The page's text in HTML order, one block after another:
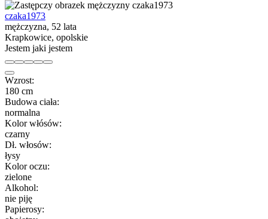
czaka1973
mężczyzna, 52 lata
Krapkowice, opolskie
Jestem jaki jestem
Wzrost:
180 cm
Budowa ciała:
normalna
Kolor włósów:
czarny
Dł. włosów:
łysy
Kolor oczu:
zielone
Alkohol:
nie piję
Papierosy: